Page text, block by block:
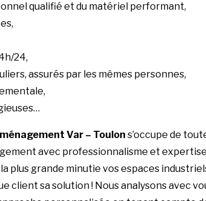
qualifié et du matériel performant,
24,
assurés par les mêmes personnes,
Var – Toulon s’occupe de
avec professionnalisme et
plus grande minutie vos espaces
client sa solution ! Nous analysons avec